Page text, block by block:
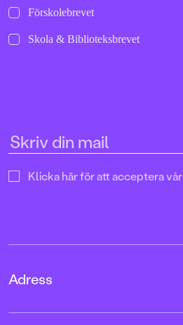
Förskolebrevet
Skola & Biblioteksbrevet
Klicka här för att acceptera vår
Adress